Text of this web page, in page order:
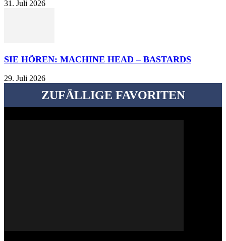
31. Juli 2026
SIE HÖREN: MACHINE HEAD – BASTARDS
29. Juli 2026
ZUFÄLLIGE FAVORITEN